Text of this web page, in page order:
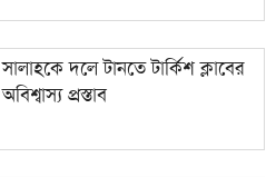
সালাহকে দলে টানতে টার্কিশ ক্লাবের
অবিশ্বাস্য প্রস্তাব